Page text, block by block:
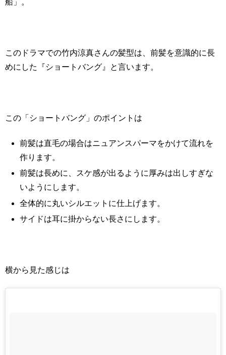
船」。
このドラマでの竹内涼真さんの髪型は、前髪を意識的に長
めにした『ショートバング』と言います。
この「ショートバング」のポイントは
前髪は直毛の場合はニュアンスパーマをかけて流れを
作ります。
前髪は長めに、スケ感が出るように厚みは出しすぎな
いようにします。
全体的に丸いシルエットに仕上げます。
サイドは耳に掛からない長さにします。
横から見た感じは